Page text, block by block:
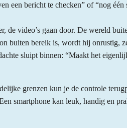
een bericht te checken” of “nog
de video’s gaan door. De wereld
buiten bereik is, wordt hij onrustig,
sluipt binnen: “Maakt het
grenzen kun je de controle
smartphone kan leuk, handig en